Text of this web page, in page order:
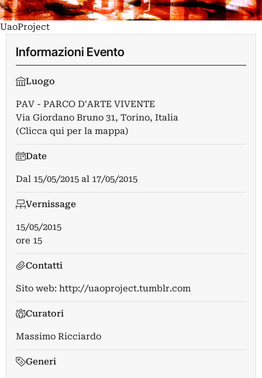
UaoProject
Informazioni Evento
Luogo
PAV - PARCO D'ARTE VIVENTE
Via Giordano Bruno 31, Torino, Italia
(Clicca qui per la mappa)
Date
Dal 15/05/2015 al 17/05/2015
Vernissage
15/05/2015
ore 15
Contatti
Sito web: http://uaoproject.tumblr.com
Curatori
Massimo Ricciardo
Generi